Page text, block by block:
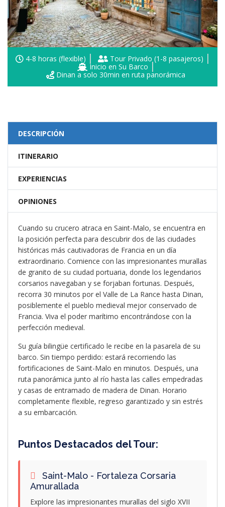
4-8 horas (flexible)
Tour Privado (1-8 pasajeros)
Inicio en Su Barco
Dinan a solo 30min en ruta panorámica
DESCRIPCIÓN
ITINERARIO
EXPERIENCIAS
OPINIONES
Cuando su crucero atraca en Saint-Malo, se encuentra en
la posición perfecta para descubrir dos de las ciudades
históricas más cautivadoras de Francia en un día
extraordinario. Comience con las impresionantes murallas
de granito de su ciudad portuaria, donde los legendarios
corsarios navegaban y se forjaban fortunas. Después,
recorra 30 minutos por el Valle de La Rance hasta Dinan,
posiblemente el pueblo medieval mejor conservado de
Francia. Viva el poder marítimo encontrándose con la
perfección medieval.
Su guía bilingüe certificado le recibe en la pasarela de su
barco. Sin tiempo perdido: estará recorriendo las
fortificaciones de Saint-Malo en minutos. Después, una
ruta panorámica junto al río hasta las calles empedradas
y casas de entramado de madera de Dinan. Horario
completamente flexible, regreso garantizado y sin estrés
a su embarcación.
Puntos Destacados del Tour:
Saint-Malo - Fortaleza Corsaria
Amurallada
Explore las impresionantes murallas del siglo XVII